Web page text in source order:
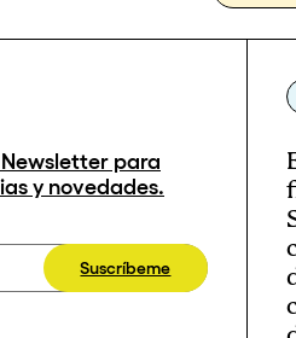
para
y novedades.
Suscríbeme